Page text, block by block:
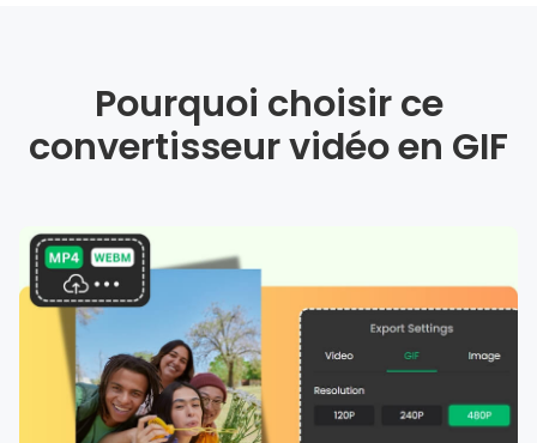
Pourquoi choisir ce
convertisseur vidéo en GIF